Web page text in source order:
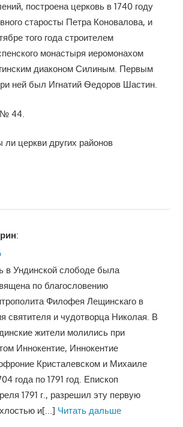
построена церковь в 1740 году
старосты Петра Коновалова, и
того года строителем
монастыря иеромонахом
диаконом Силиным. Первым
ней был Игнатий Ѳедоров Шастин.
№ 44.
церкви других районов
:
в Ундинской слободе была
по благословению
Филофея Лещинскаго в
святителя и чудотворца Николая. В
жители молились при
Иннокентие, Иннокентие
Кристалевском и Михаиле
года по 1791 год. Епископ
1791 г., разрешил эту первую
и[...] Читать дальше